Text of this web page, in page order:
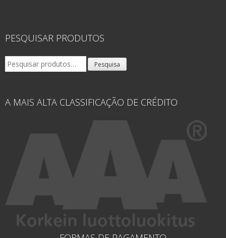
PESQUISAR PRODUTOS
Pesquisar
por:
Pesquisa
A MAIS ALTA CLASSIFICAÇÃO DE CRÉDITO